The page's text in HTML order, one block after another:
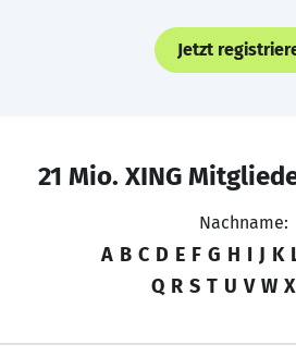
Jetzt
21 Mio. XING
Nachname:
A B C D E F G H I J K
Q R S T U V W X